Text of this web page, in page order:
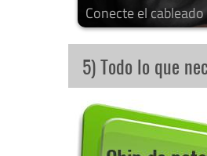
Conecte el
5) Todo lo que